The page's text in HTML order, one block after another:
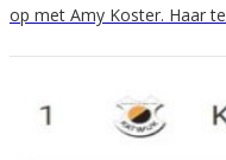
op met Amy Koster. Haar